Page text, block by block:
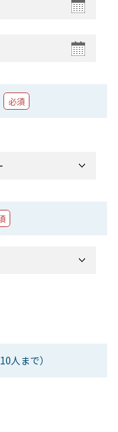
必須
人まで）